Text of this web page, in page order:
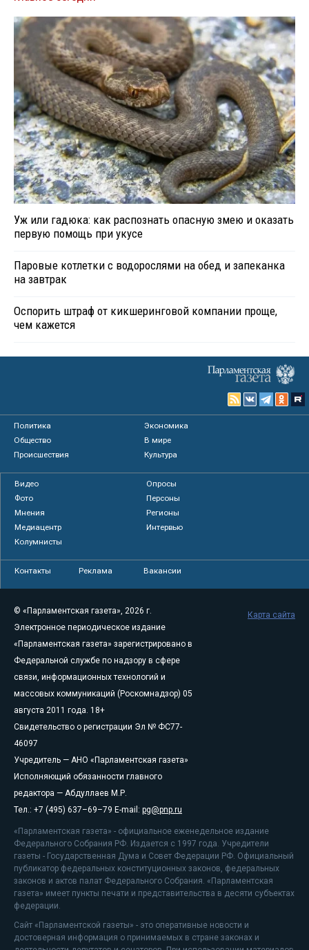
Уж или гадюка: как распознать опасную змею и оказать
первую помощь при укусе
Паровые котлетки с водорослями на обед и запеканка
на завтрак
Оспорить штраф от кикшеринговой компании проще,
чем кажется
Политика
Экономика
Общество
В мире
Происшествия
Культура
Видео
Опросы
Фото
Персоны
Мнения
Регионы
Медиацентр
Интервью
Колумнисты
Контакты Реклама Вакансии
© «Парламентская газета», 2026 г.
Электронное периодическое издание
«Парламентская газета» зарегистрировано в
Федеральной службе по надзору в сфере
связи, информационных технологий и
массовых коммуникаций (Роскомнадзор) 05
августа 2011 года. 18+
Свидетельство о регистрации Эл № ФС77-
46097
Учредитель — АНО «Парламентская газета»
Исполняющий обязанности главного
редактора — Абдуллаев М.Р.
Тел.: +7 (495) 637–69–79 E-mail: pg@pnp.ru
«Парламентская газета» - официальное еженедельное издание
Федерального Собрания РФ. Издается с 1997 года. Учредители
газеты - Государственная Дума и Совет Федерации РФ. Официальный
публикатор федеральных конституционных законов, федеральных
законов и актов палат Федерального Собрания. «Парламентская
газета» имеет пункты печати и представительства в десяти субъектах
федерации.
Сайт «Парламентской газеты» - это оперативные новости и
достоверная информация о принимаемых в стране законах и
Карта сайта